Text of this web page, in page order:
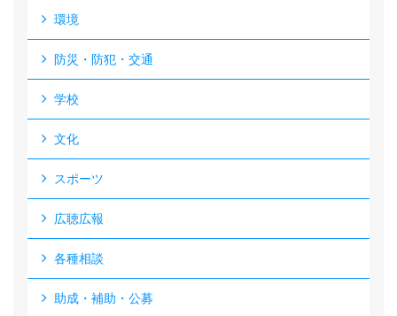
環境
防災・防犯・交通
学校
文化
スポーツ
広聴広報
各種相談
助成・補助・公募